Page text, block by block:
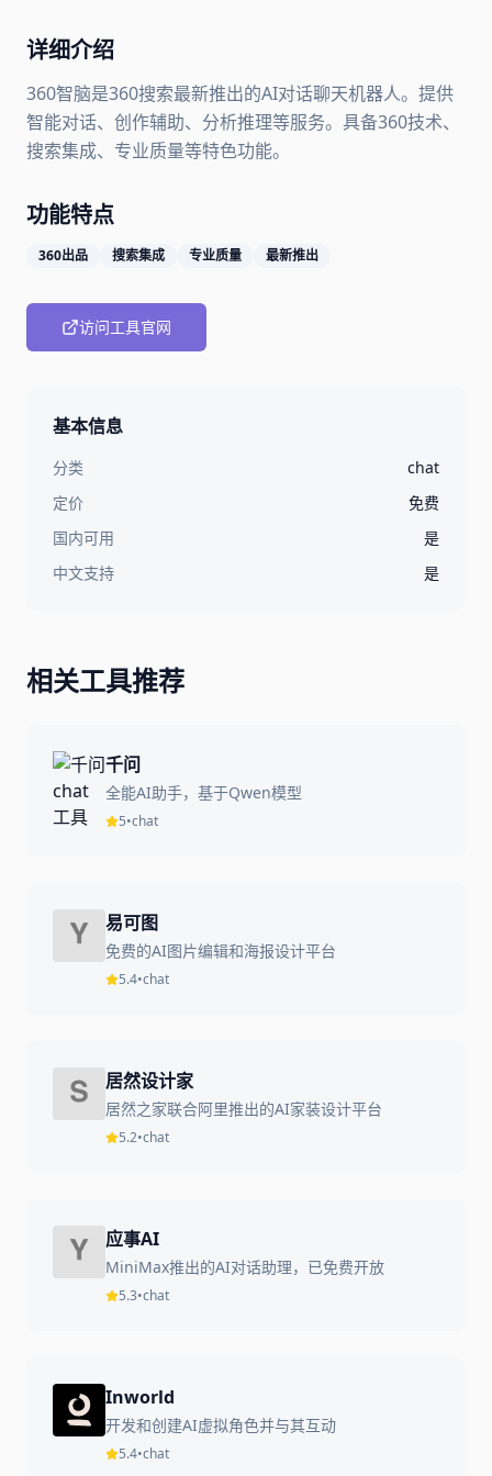
详细介绍
360智脑是360搜索最新推出的AI对话聊天机器人。提供
智能对话、创作辅助、分析推理等服务。具备360技术、
搜索集成、专业质量等特色功能。
功能特点
360出品 搜索集成 专业质量 最新推出
访问工具官网
基本信息
分类
chat
定价
免费
国内可用
是
中文支持
是
相关工具推荐
千问
全能AI助手，基于Qwen模型
5•chat
易可图
免费的AI图片编辑和海报设计平台
5.4•chat
居然设计家
居然之家联合阿里推出的AI家装设计平台
5.2•chat
应事AI
MiniMax推出的AI对话助理，已免费开放
5.3•chat
Inworld
开发和创建AI虚拟角色并与其互动
5.4•chat